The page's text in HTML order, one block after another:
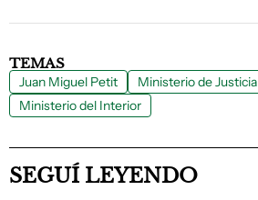
TEMAS
Juan Miguel Petit
Ministerio de Justicia
Ministerio del Interior
SEGUÍ LEYENDO